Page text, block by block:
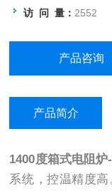
访 问 量： 2552
产品咨询
产品简介
1400度箱式电阻
系统，控温精度